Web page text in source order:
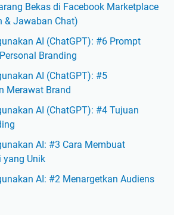
Bekas di Facebook Marketplace
& Jawaban Chat)
AI (ChatGPT): #6 Prompt
Branding
AI (ChatGPT): #5
Merawat Brand
AI (ChatGPT): #4 Tujuan
AI: #3 Cara Membuat
yang Unik
AI: #2 Menargetkan Audiens